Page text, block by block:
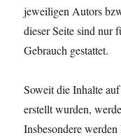
jeweiligen Autors
dieser Seite sind nur
Gebrauch gestattet.
Soweit die Inhalte
erstellt wurden,
Insbesondere